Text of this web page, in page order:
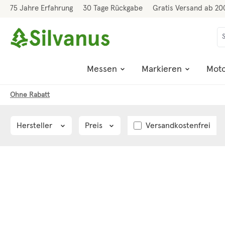
Hauptinhalt springen
Zur Suche springen
Zur Hauptnavigation springen
75 Jahre Erfahrung 30 Tage Rückgabe Gratis Versand ab
Messen Markieren
Ohne Rabatt
Hersteller Preis Filter hinzufügen:
Versandkostenfrei